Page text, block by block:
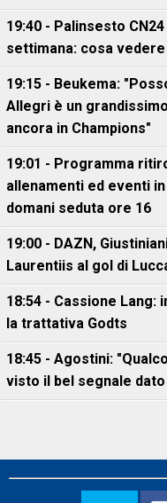
19:40 - Palinsesto
settimana: cosa
19:15 - Beukema:
Allegri è un
ancora in Champions"
19:01 - Programma
allenamenti ed eventi
domani seduta ore 16
19:00 - DAZN,
Laurentiis al gol di
18:54 - Cassione
la trattativa Godts
18:45 - Agostini:
visto il bel segnale dato